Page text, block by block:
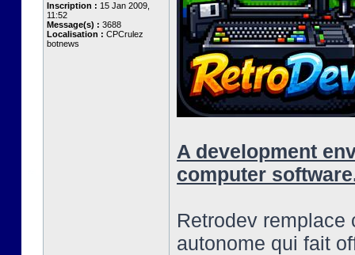
Inscription : 15 Jan 2009,
11:52
Message(s) : 3688
Localisation : CPCrulez
botnews
A development
computer
Retrodev remplace
autonome qui fait